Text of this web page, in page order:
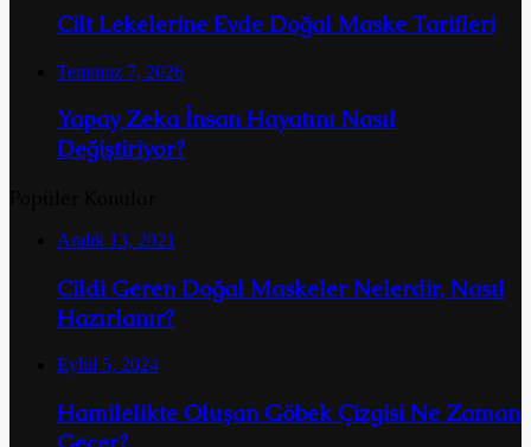
Cilt Lekelerine Evde Doğal Maske Tarifleri
Temmuz 7, 2026
Yapay Zeka İnsan Hayatını Nasıl
Değiştiriyor?
Aralık 13, 2021
Cildi Geren Doğal Maskeler Nelerdir, Nasıl
Hazırlanır?
Eylül 5, 2024
Hamilelikte Oluşan Göbek Çizgisi Ne Zaman